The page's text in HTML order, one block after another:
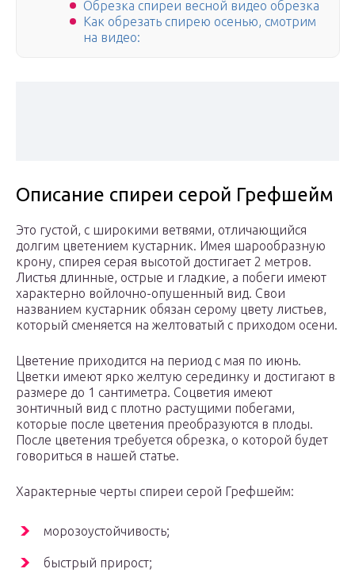
Обрезка спиреи весной видео обрезка
Как обрезать спирею осенью, смотрим
на видео:
Описание спиреи серой Грефшейм
Это густой, с широкими ветвями, отличающийся
долгим цветением кустарник. Имея шарообразную
крону, спирея серая высотой достигает 2 метров.
Листья длинные, острые и гладкие, а побеги имеют
характерно войлочно-опушенный вид. Свои
названием кустарник обязан серому цвету листьев,
который сменяется на желтоватый с приходом осени.
Цветение приходится на период с мая по июнь.
Цветки имеют ярко желтую серединку и достигают в
размере до 1 сантиметра. Соцветия имеют
зонтичный вид с плотно растущими побегами,
которые после цветения преобразуются в плоды.
После цветения требуется обрезка, о которой будет
говориться в нашей статье.
Характерные черты спиреи серой Грефшейм:
морозоустойчивость;
быстрый прирост;